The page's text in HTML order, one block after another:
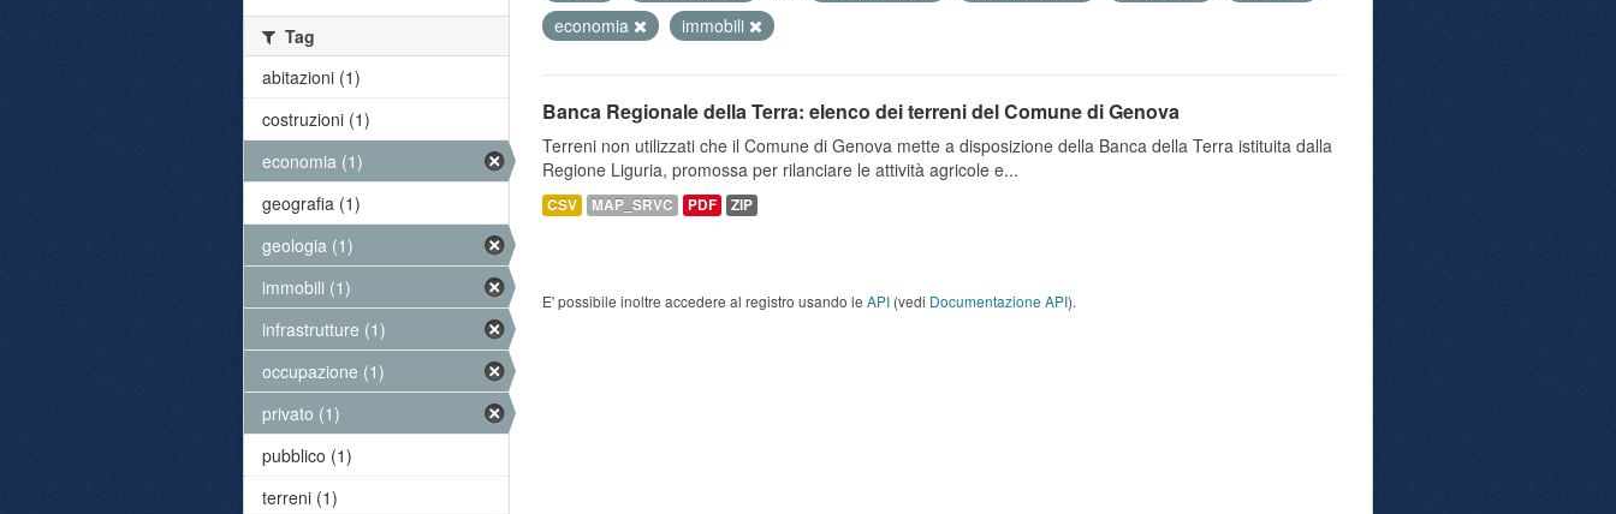
economia
immobili
Banca Regionale della Terra: elenco dei terreni del Comune di Genova
Terreni non utilizzati che il Comune di Genova mette a disposizione della Banca della Terra istituita dalla
Regione Liguria, promossa per rilanciare le attività agricole e...
CSV MAP_SRVC PDF ZIP
E' possibile inoltre accedere al registro usando le API (vedi Documentazione API).
Tag
abitazioni (1)
costruzioni (1)
economia (1)
geografia (1)
geologia (1)
immobili (1)
infrastrutture (1)
occupazione (1)
privato (1)
pubblico (1)
terreni (1)